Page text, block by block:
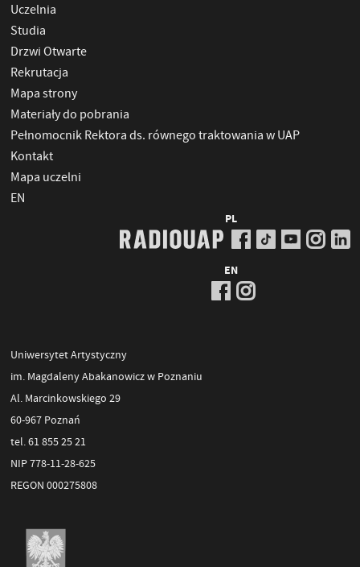
Uczelnia
Studia
Drzwi Otwarte
Rekrutacja
Mapa strony
Materiały do pobrania
Pełnomocnik Rektora ds. równego traktowania w UAP
Kontakt
Mapa uczelni
EN
PL
EN
Uniwersytet Artystyczny
im. Magdaleny Abakanowicz w Poznaniu
Al. Marcinkowskiego 29
60-967 Poznań
tel. 61 855 25 21
NIP 778-11-28-625
REGON 000275808